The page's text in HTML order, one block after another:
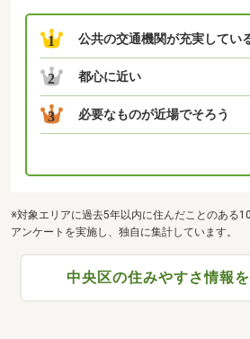
1 公共の交通機関が充実してい
2 都心に近い
3 必要なものが近場でそろう
※対象エリアに過去5年以内に住んだことのある
アンケートを実施し、独自に集計しています。
中央区の住みやすさ情報